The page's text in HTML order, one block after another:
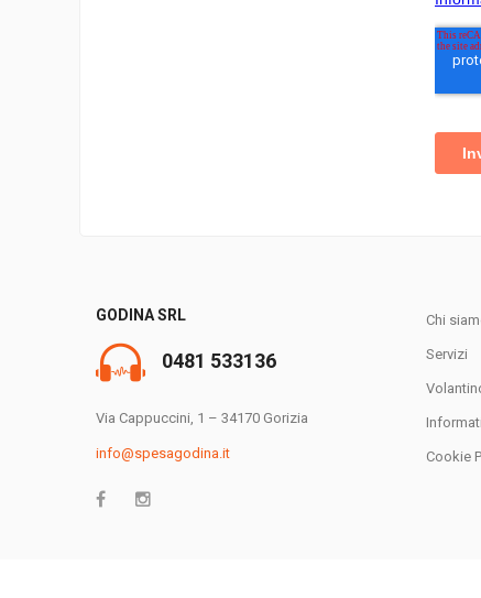
GODINA SRL
0481 533136
Via Cappuccini, 1 – 34170 Gorizia
info@spesagodina.it
Chi
Servizi
Cookie